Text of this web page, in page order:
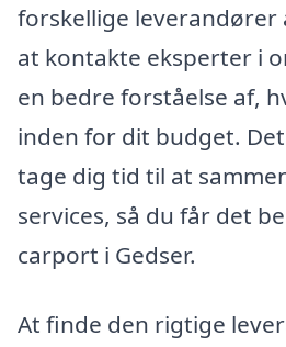
forskellige leverandører
at kontakte eksperter i
en bedre forståelse af,
inden for dit budget.
tage dig tid til at
services, så du får det
carport i Gedser.
At finde den rigtige